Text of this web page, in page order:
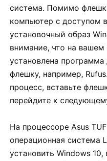
система. Помимо
компьютер с доступом
установочный образ
внимание, что на
установлена программа
флешку, например,
процесс, вставьте
перейдите к
На процессоре Asus
операционная система
установить Windows